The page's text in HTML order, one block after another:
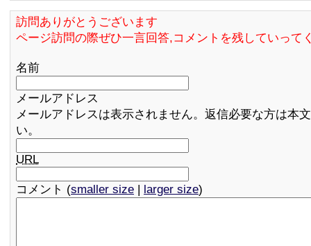
訪問ありがとうございます
ページ訪問の際ぜひ一言回答,コメントを残していって
名前
メールアドレス
メールアドレスは表示されません。返信必要な方は本
い。
URL
コメント (smaller size | larger size)